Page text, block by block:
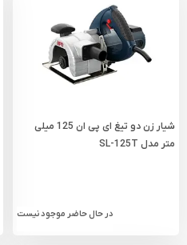
شیار زن دو تیغ ای پی ان 125 میلی‌
متر مدل SL-125T
در حال حاضر موجود نیست